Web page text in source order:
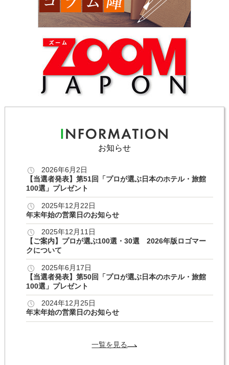
お知らせ
2026年6月2日
【当選者発表】第51回「プロが選ぶ日本のホテル・旅館
100選」プレゼント
2025年12月22日
年末年始の営業日のお知らせ
2025年12月11日
【ご案内】プロが選ぶ100選・30選 2026年版ロゴマー
クについて
2025年6月17日
【当選者発表】第50回「プロが選ぶ日本のホテル・旅館
100選」プレゼント
2024年12月25日
年末年始の営業日のお知らせ
一覧を見る